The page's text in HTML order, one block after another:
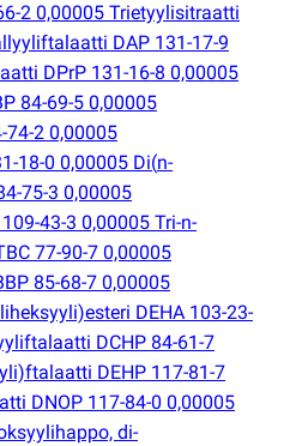
2 0,00005 Trietyylisitraatti
DAP 131-17-9
DPrP 131-16-8 0,00005
84-69-5 0,00005
2 0,00005
18-0 0,00005 Di(n-
75-3 0,00005
43-3 0,00005 Tri-n-
77-90-7 0,00005
85-68-7 0,00005
DEHA 103-23-
DCHP 84-61-7
DEHP 117-81-7
DNOP 117-84-0 0,00005
di-